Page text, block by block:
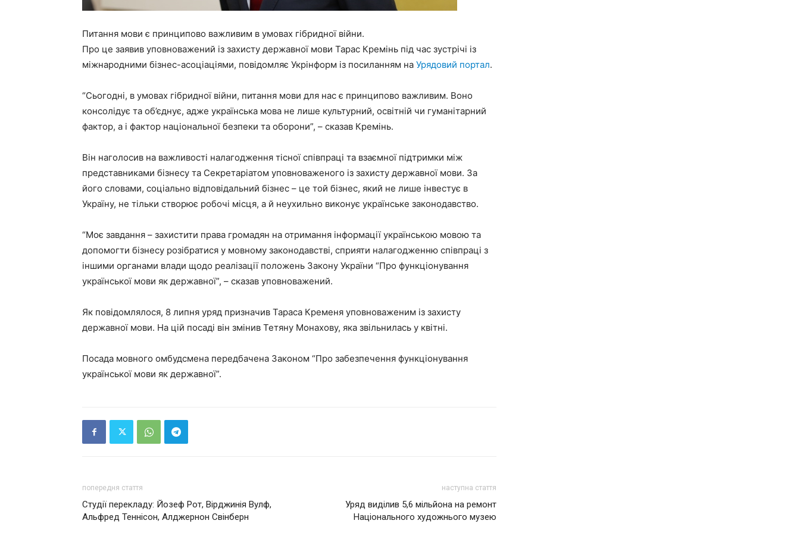
Питання мови є принципово важливим в умовах гібридної війни.
Про це заявив уповноважений із захисту державної мови Тарас Кремінь під час зустрічі із
міжнародними бізнес-асоціаціями, повідомляє Укрінформ із посиланням на Урядовий портал.
“Сьогодні, в умовах гібридної війни, питання мови для нас є принципово важливим. Воно
консолідує та об’єднує, адже українська мова не лише культурний, освітній чи гуманітарний
фактор, а і фактор національної безпеки та оборони”, – сказав Кремінь.
Він наголосив на важливості налагодження тісної співпраці та взаємної підтримки між
представниками бізнесу та Секретаріатом уповноваженого із захисту державної мови. За
його словами, соціально відповідальний бізнес – це той бізнес, який не лише інвестує в
Україну, не тільки створює робочі місця, а й неухильно виконує українське законодавство.
“Моє завдання – захистити права громадян на отримання інформації українською мовою та
допомогти бізнесу розібратися у мовному законодавстві, сприяти налагодженню співпраці з
іншими органами влади щодо реалізації положень Закону України “Про функціонування
української мови як державної”, – сказав уповноважений.
Як повідомлялося, 8 липня уряд призначив Тараса Кременя уповноваженим із захисту
державної мови. На цій посаді він змінив Тетяну Монахову, яка звільнилась у квітні.
Посада мовного омбудсмена передбачена Законом “Про забезпечення функціонування
української мови як державної”.
попередня стаття
Студії перекладу: Йозеф Рот, Вірджинія Вулф,
Альфред Теннісон, Алджернон Свінберн
наступна стаття
Уряд виділив 5,6 мільйона на ремонт
Національного художнього музею